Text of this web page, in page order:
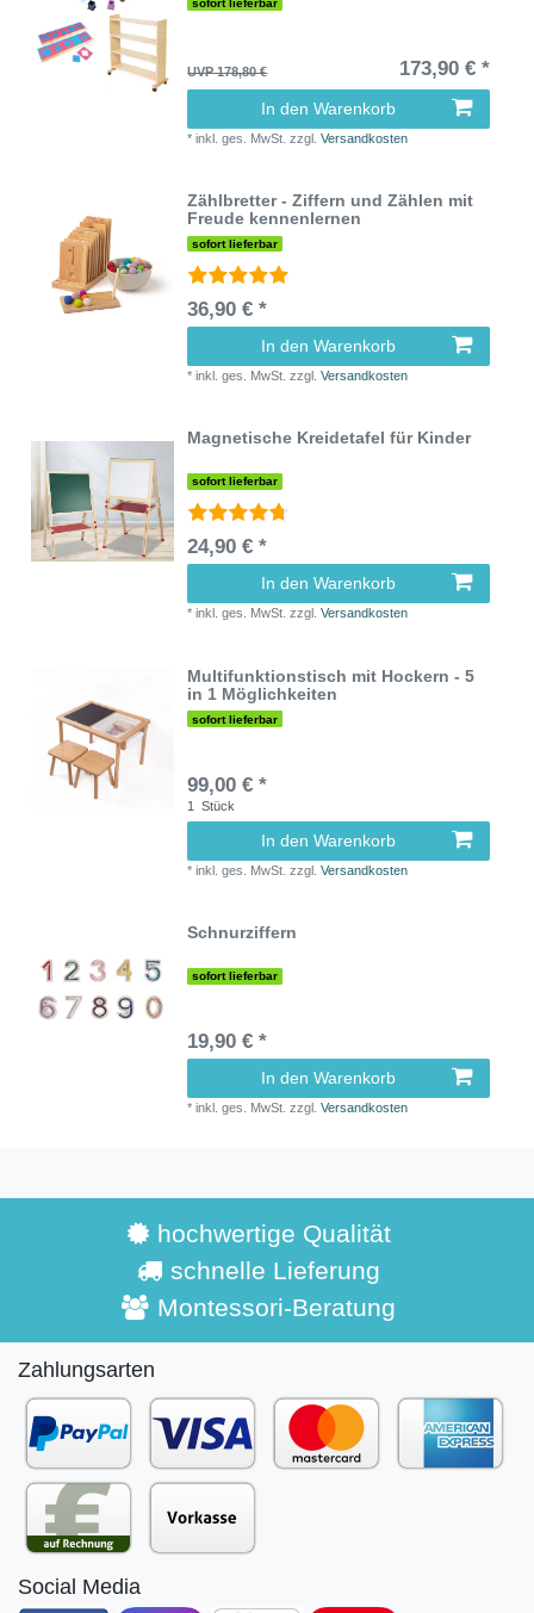
UVP 178,80 € 173,90 € *
In den Warenkorb
*inkl. ges. MwSt. zzgl.Versandkosten
Zählbretter - Ziffern und Zählen mit
Freude kennenlernen
sofort lieferbar
36,90 € *
In den Warenkorb
*inkl. ges. MwSt. zzgl.Versandkosten
Magnetische Kreidetafel für Kinder
sofort lieferbar
24,90 € *
In den Warenkorb
*inkl. ges. MwSt. zzgl.Versandkosten
Multifunktionstisch mit Hockern - 5
in 1 Möglichkeiten
sofort lieferbar
99,00 € *
1 Stück
In den Warenkorb
*inkl. ges. MwSt. zzgl.Versandkosten
Schnurziffern
sofort lieferbar
19,90 € *
In den Warenkorb
*inkl. ges. MwSt. zzgl.Versandkosten
hochwertige Qualität
schnelle Lieferung
Montessori-Beratung
Zahlungsarten
Social Media